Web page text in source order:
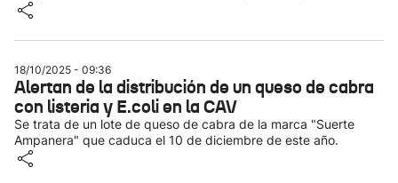
18/10/2025 - 09:36
Alertan de la distribución de un queso de cabra
con listeria y E.coli en la CAV
Se trata de un lote de queso de cabra de la marca "Suerte
Ampanera" que caduca el 10 de diciembre de este año.